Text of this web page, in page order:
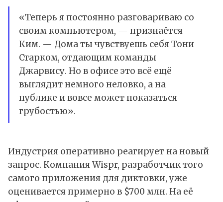
«Теперь я постоянно разговариваю со
своим компьютером, — признаётся
Ким. — Дома ты чувствуешь себя Тони
Старком, отдающим команды
Джарвису. Но в офисе это всё ещё
выглядит немного неловко, а на
публике и вовсе может показаться
грубостью».
Индустрия оперативно реагирует на новый
запрос. Компания Wispr, разработчик того
самого приложения для диктовки, уже
оценивается примерно в $700 млн. На её